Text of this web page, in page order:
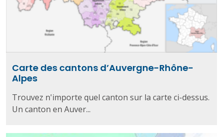
Carte des cantons d’Auvergne-Rhône-
Alpes
Trouvez n'importe quel canton sur la carte ci-dessus.
Un canton en Auver...